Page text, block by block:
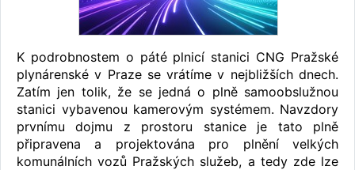
K podrobnostem o páté plnicí stanici CNG Pražské
plynárenské v Praze se vrátíme v nejbližších dnech.
Zatím jen tolik, že se jedná o plně samoobslužnou
stanici vybavenou kamerovým systémem. Navzdory
prvnímu dojmu z prostoru stanice je tato plně
připravena a projektována pro plnění velkých
komunálních vozů Pražských služeb, a tedy zde lze